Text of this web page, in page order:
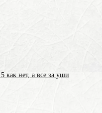
как нет, а все за уши